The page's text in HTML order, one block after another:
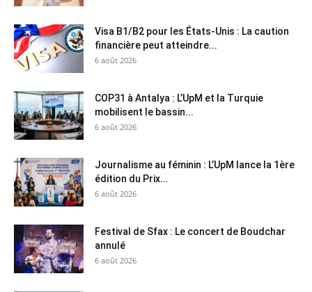
Visa B1/B2 pour les États-Unis : La caution
financière peut atteindre...
6 août 2026
COP31 à Antalya : L’UpM et la Turquie
mobilisent le bassin...
6 août 2026
Journalisme au féminin : L’UpM lance la 1ère
édition du Prix...
6 août 2026
Festival de Sfax : Le concert de Boudchar
annulé
6 août 2026